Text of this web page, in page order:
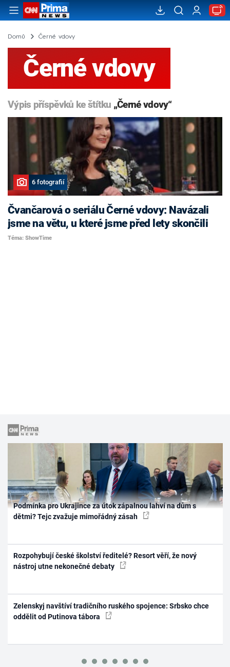
Domů Černé vdovy
Černé vdovy
Výpis příspěvků ke štítku „Černé vdovy“
6 fotografií
Čvančarová o seriálu Černé vdovy: Navázali
jsme na větu, u které jsme před lety skončili
Téma: ShowTime
Podmínka pro Ukrajince za útok zápalnou lahví na dům s
dětmi? Tejc zvažuje mimořádný zásah
Rozpohybují české školství ředitelé? Resort věří, že nový
nástroj utne nekonečné debaty
Zelenskyj navštíví tradičního ruského spojence: Srbsko chce
oddělit od Putinova tábora